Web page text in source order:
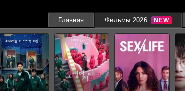
Главная Фильмы 2026